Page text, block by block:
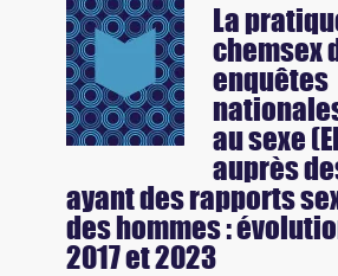
La
chemsex
enquêtes
au sexe
auprès
ayant des rapports
des hommes :
2017 et 2023